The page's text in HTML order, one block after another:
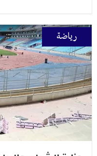
رياضة